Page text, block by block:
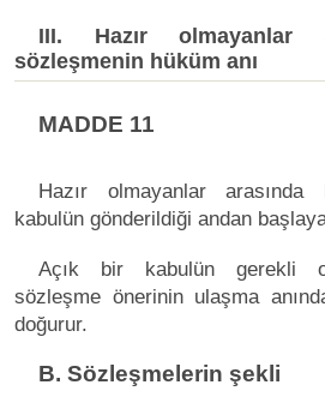
III. Hazır olmayanlar
sözleşmenin hüküm anı
MADDE 11
Hazır olmayanlar arasında
kabulün gönderildiği andan
Açık bir kabulün gerekli
sözleşme önerinin ulaşma
doğurur.
B. Sözleşmelerin şekli